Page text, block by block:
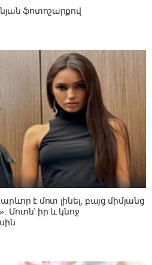
ֆոտոշարքով
է մոտ լինել, բայց միմյանց
Մոտն՝ իր և կնոջ